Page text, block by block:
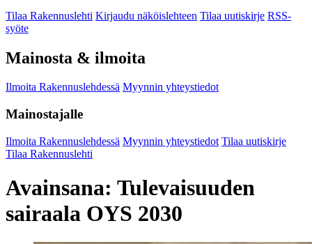
Tilaa Rakennuslehti Kirjaudu näköislehteen Tilaa uutiskirje RSS-
syöte
Mainosta & ilmoita
Ilmoita Rakennuslehdessä Myynnin yhteystiedot
Mainostajalle
Ilmoita Rakennuslehdessä Myynnin yhteystiedot Tilaa uutiskirje
Tilaa Rakennuslehti
Avainsana: Tulevaisuuden
sairaala OYS 2030